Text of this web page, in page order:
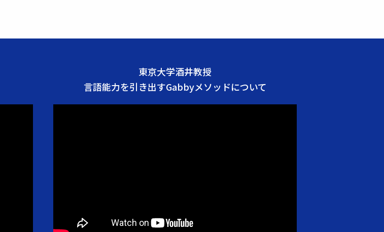
東京大学酒井教授
言語能力を引き出すGabbyメソッドについて